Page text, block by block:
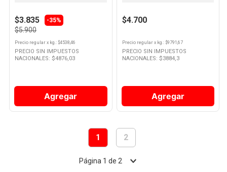
$3.835 -35%
$5.900
Precio regular x kg. : $4538,46
PRECIO SIN IMPUESTOS
NACIONALES: $4876,03
Agregar
$4.700
Precio regularx kg. : $9791,67
PRECIO SIN IMPUESTOS
NACIONALES: $3884,3
Agregar
1 2
Página 1 de 2